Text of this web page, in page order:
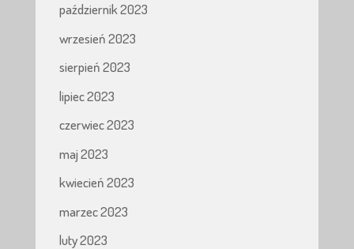
październik 2023
wrzesień 2023
sierpień 2023
lipiec 2023
czerwiec 2023
maj 2023
kwiecień 2023
marzec 2023
luty 2023